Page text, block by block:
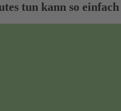
tun kann so einfach